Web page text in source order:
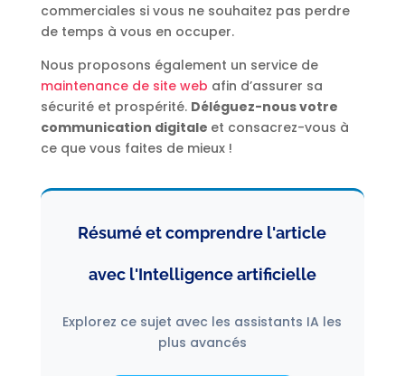
commerciales si vous ne souhaitez pas perdre
de temps à vous en occuper.
Nous proposons également un service de
maintenance de site web afin d’assurer sa
sécurité et prospérité. Déléguez-nous votre
communication digitale et consacrez-vous à
ce que vous faites de mieux !
Résumé et comprendre l'article
avec l'Intelligence artificielle
Explorez ce sujet avec les assistants IA les
plus avancés